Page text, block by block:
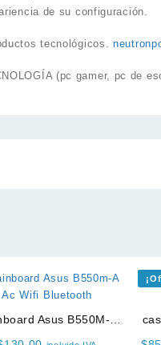
de su configuración.
tecnológicos.
(pc gamer, pc de
Asus B550M-A